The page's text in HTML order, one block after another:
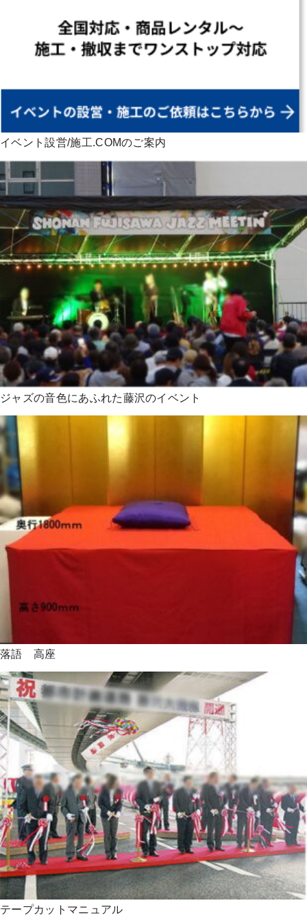
イベント設営/施工.COMのご案内
ジャズの音色にあふれた藤沢のイベント
落語 高座
テープカットマニュアル